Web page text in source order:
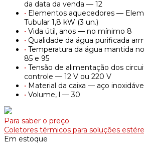
da data da venda — 12
• Elementos aquecedores —
Tubular 1,8 kW (3 un.)
• Vida útil, anos — no mínimo 8
• Qualidade da água purificada
• Temperatura da água mantida
85 e 95
• Tensão de alimentação dos
controle — 12 V ou 220 V
• Material da caixa — aço
• Volume, l — 30
Para saber o preço
Coletores térmicos para soluções
Em estoque